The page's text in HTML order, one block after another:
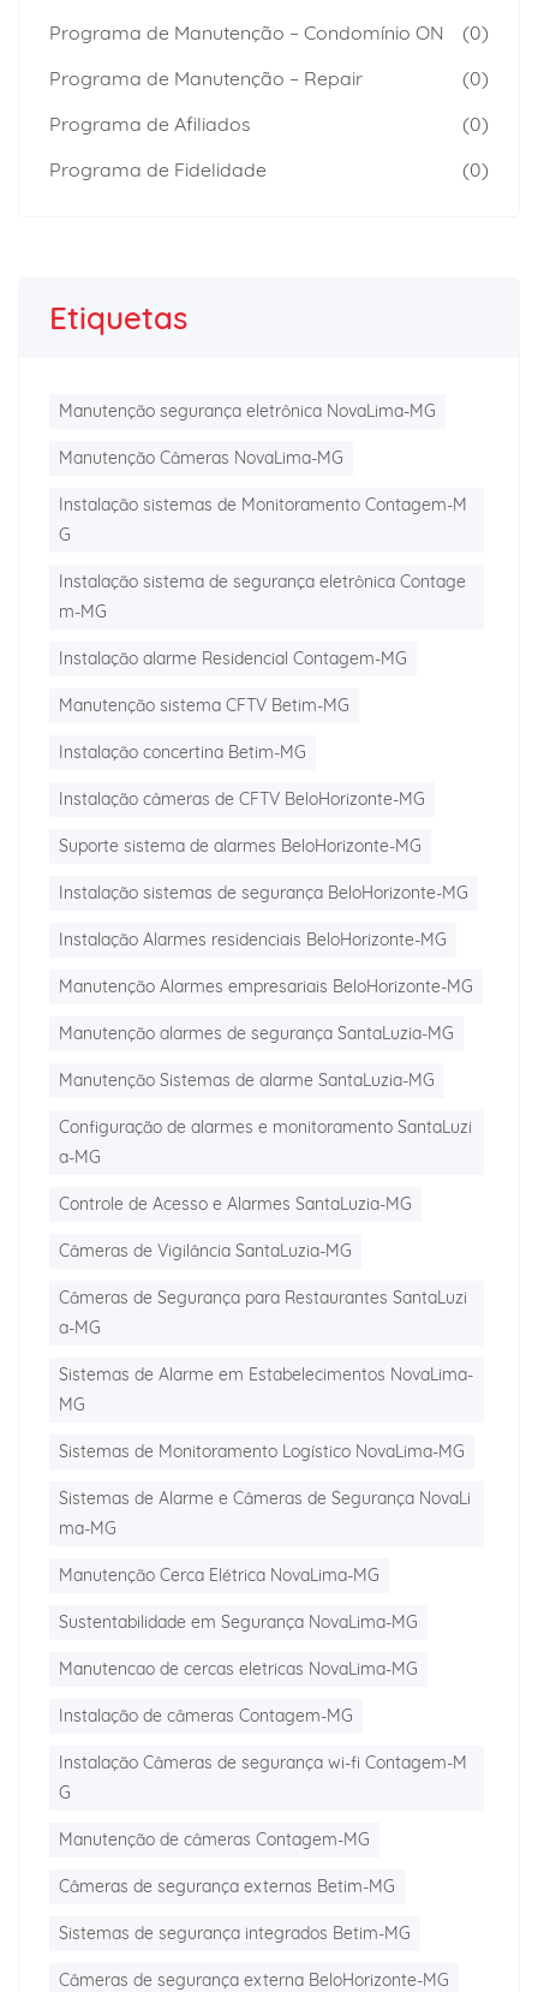
Programa de Manutenção – Condomínio ON
(0)
Programa de Manutenção – Repair
(0)
Programa de Afiliados
(0)
Programa de Fidelidade
(0)
Etiquetas
Manutenção segurança eletrônica NovaLima-MG
Manutenção Câmeras NovaLima-MG
Instalação sistemas de Monitoramento Contagem-M
G
Instalação sistema de segurança eletrônica Contage
m-MG
Instalação alarme Residencial Contagem-MG
Manutenção sistema CFTV Betim-MG
Instalação concertina Betim-MG
Instalação câmeras de CFTV BeloHorizonte-MG
Suporte sistema de alarmes BeloHorizonte-MG
Instalação sistemas de segurança BeloHorizonte-MG
Instalação Alarmes residenciais BeloHorizonte-MG
Manutenção Alarmes empresariais BeloHorizonte-MG
Manutenção alarmes de segurança SantaLuzia-MG
Manutenção Sistemas de alarme SantaLuzia-MG
Configuração de alarmes e monitoramento SantaLuzi
a-MG
Controle de Acesso e Alarmes SantaLuzia-MG
Câmeras de Vigilância SantaLuzia-MG
Câmeras de Segurança para Restaurantes SantaLuzi
a-MG
Sistemas de Alarme em Estabelecimentos NovaLima-
MG
Sistemas de Monitoramento Logístico NovaLima-MG
Sistemas de Alarme e Câmeras de Segurança NovaLi
ma-MG
Manutenção Cerca Elétrica NovaLima-MG
Sustentabilidade em Segurança NovaLima-MG
Manutencao de cercas eletricas NovaLima-MG
Instalação de câmeras Contagem-MG
Instalação Câmeras de segurança wi-fi Contagem-M
G
Manutenção de câmeras Contagem-MG
Câmeras de segurança externas Betim-MG
Sistemas de segurança integrados Betim-MG
Câmeras de segurança externa BeloHorizonte-MG